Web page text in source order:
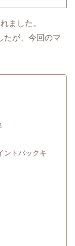
ました。
たが、今回のマ
ントバックキ